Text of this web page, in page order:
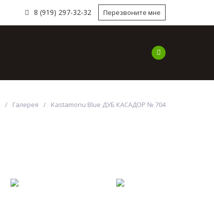
8 (919) 297-32-32 Перезвоните мне
Наши Услуги
Галерея Kastamonu Blue ДУБ КАСАДОР № 704